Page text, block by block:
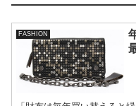
FASHION